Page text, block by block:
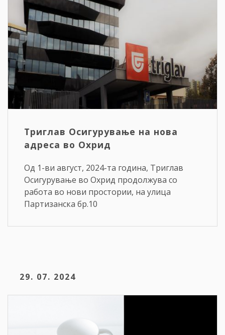
Триглав Осигурување на нова
адреса во Охрид
Од 1-ви август, 2024-та година, Триглав
Осигурување во Охрид продолжува со
работа во нови простории, на улица
Партизанска бр.10
29. 07. 2024